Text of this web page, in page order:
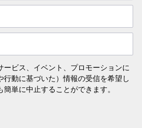
ービス、イベント、プロモーションに
行動に基づいた）情報の受信を希望し
簡単に中止することができます。